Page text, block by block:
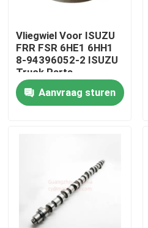
Huis
Fabrieksreis
Vliegwiel Voor ISUZU
FRR FSR 6HE1 6HH1
8-94396052-2 ISUZU
Truck Parts
Aanvraag sturen